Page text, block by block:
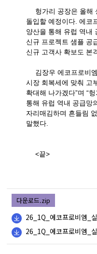
헝가리 공장은 올해
돌입할 예정이다 에코
양산을 통해 유럽 역내
신규 프로젝트 샘플 공
신규 고객사 확보도 본
김장우 에코프로비
시장 회복세에 맞춰 고
확대해 나가겠다”며 “
통해 유럽 역내 공급망
자리매김하며 흔들림
말했다
<끝>
다운로드.zip
26_1Q_에코프로비엠_
26_1Q_에코프로비엠_